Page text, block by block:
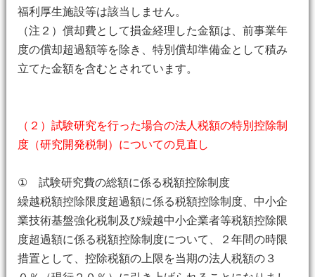
福利厚生施設等は該当しません。
（注２）償却費として損金経理した金額は、前事業年
度の償却超過額等を除き、特別償却準備金として積み
立てた金額を含むとされています。
（２）試験研究を行った場合の法人税額の特別控除制
度（研究開発税制）についての見直し
① 試験研究費の総額に係る税額控除制度
繰越税額控除限度超過額に係る税額控除制度、中小企
業技術基盤強化税制及び繰越中小企業者等税額控除限
度超過額に係る税額控除制度について、２年間の時限
措置として、控除税額の上限を当期の法人税額の３